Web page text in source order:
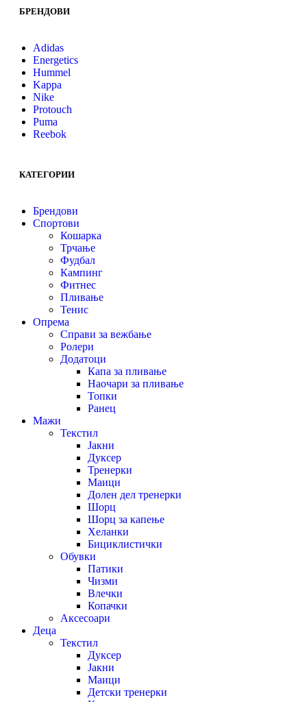
БРЕНДОВИ
Adidas
Energetics
Hummel
Kappa
Nike
Protouch
Puma
Reebok
КАТЕГОРИИ
Брендови
Спортови
Кошарка
Трчање
Фудбал
Кампинг
Фитнес
Пливање
Тенис
Опрема
Справи за вежбање
Ролери
Додатоци
Капа за пливање
Наочари за пливање
Топки
Ранец
Мажи
Текстил
Јакни
Дуксер
Тренерки
Маици
Долен дел тренерки
Шорц
Шорц за капење
Хеланки
Бициклистички
Обувки
Патики
Чизми
Влечки
Копачки
Аксесоари
Деца
Текстил
Дуксер
Јакни
Маици
Детски тренерки